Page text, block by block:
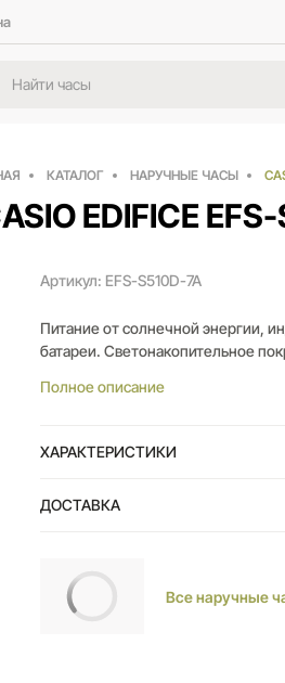
КАТАЛОГ НАРУЧНЫЕ ЧАСЫ
EDIFICE
Артикул: EFS-S510D-7A
Питание от солнечной энергии,
батареи. Светонакопительное
непродолжительного пребывания
1с и временем измерения 30мин.
Раскладывающаяся застежка,
Полное описание
ХАРАКТЕРИСТИКИ
ДОСТАВКА
Все наручные